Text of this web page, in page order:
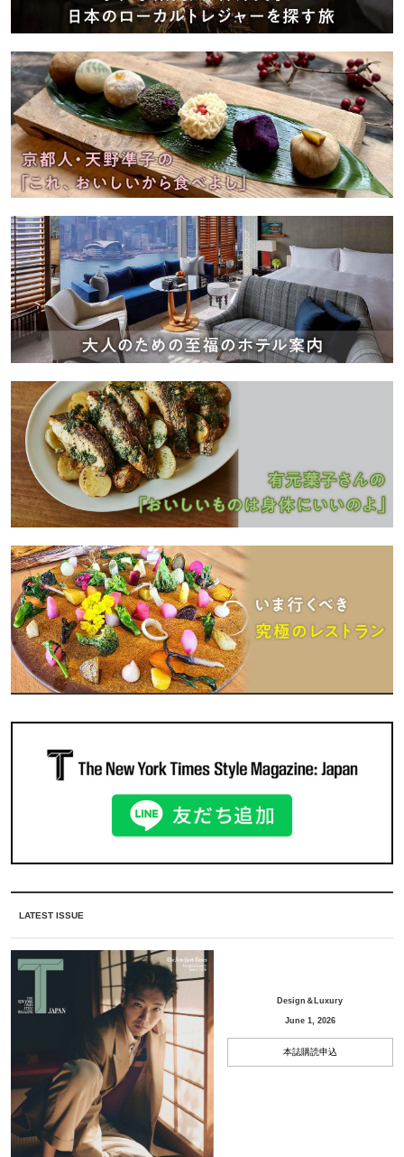
LATEST ISSUE
Design＆Luxury
June 1, 2026
本誌購読申込